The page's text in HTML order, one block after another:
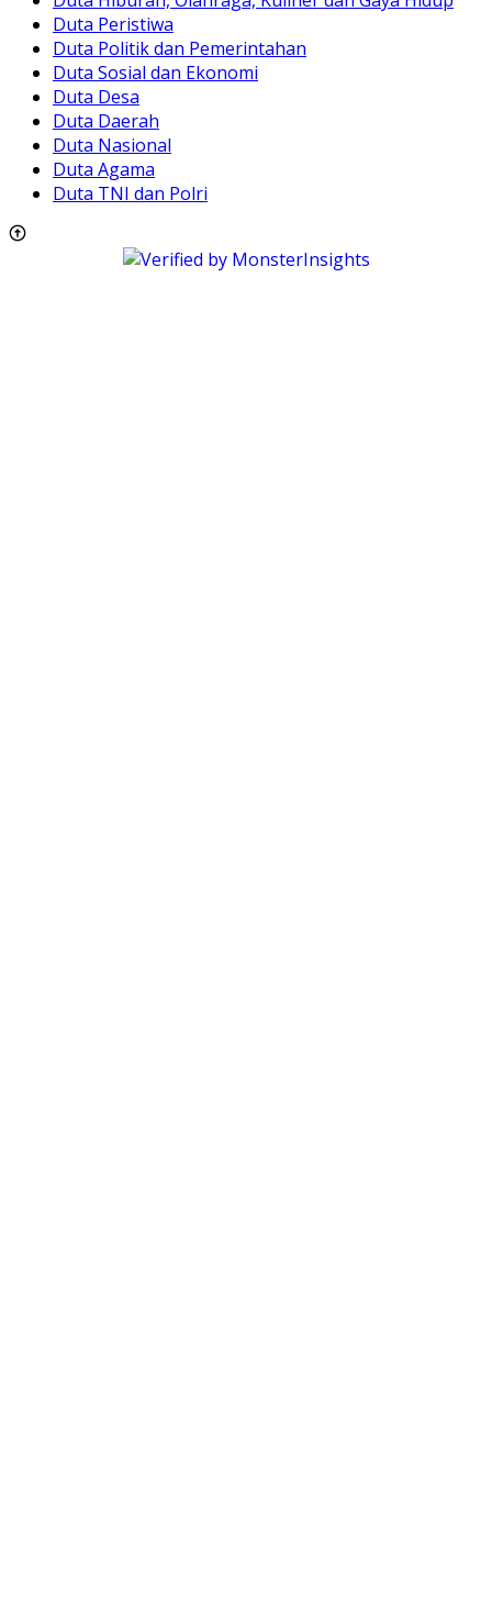
Duta Peristiwa
Duta Politik dan Pemerintahan
Duta Sosial dan Ekonomi
Duta Desa
Duta Daerah
Duta Nasional
Duta Agama
Duta TNI dan Polri